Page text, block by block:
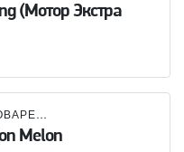
(Мотор Экстра
МОСКОВСКАЯ ПИВОВАРЕННАЯ КОМПАНИЯ (МПК)
Melon